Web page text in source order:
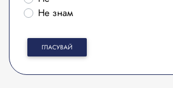
Не знам
ГЛАСУВАЙ